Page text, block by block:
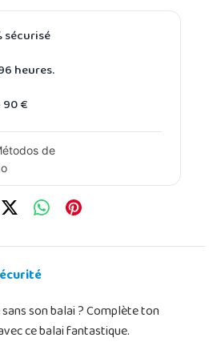
sécurisé
heures.
€
son balai ? Complète ton
ce balai fantastique.